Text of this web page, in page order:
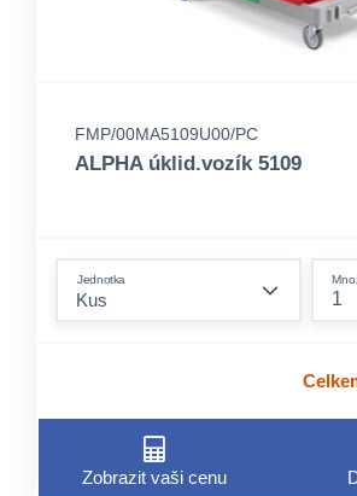
FMP/00MA5109U00/PC
ALPHA úklid.vozík 5109
Jednotka
Zobrazit vaši cenu